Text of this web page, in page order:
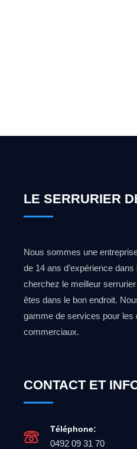
LE SERRURIER
Nous sommes une
de 14 ans d’expérience
cherchez le meilleur
êtes dans le bon endroit.
gamme de services pour les
commerciaux.
CONTACT ET
Téléphone:
0492 09 31 70